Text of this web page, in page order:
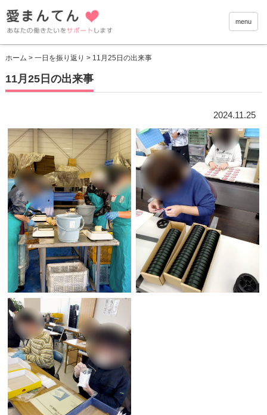
愛まん
menu
ホーム > 一日を振り返り > 11月25日の出来事
11月25日の出来事
2024.11.25